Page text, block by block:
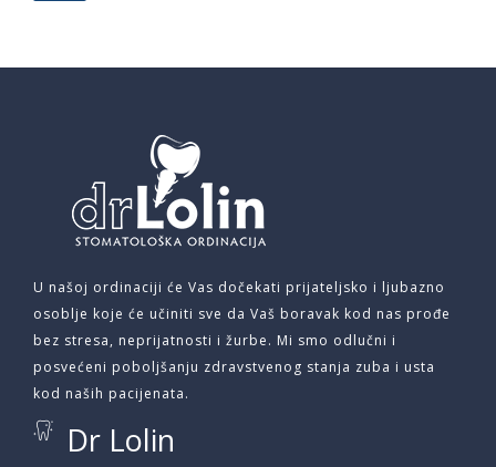
U našoj ordinaciji će Vas dočekati prijateljsko i ljubazno
osoblje koje će učiniti sve da Vaš boravak kod nas prođe
bez stresa, neprijatnosti i žurbe. Mi smo odlučni i
posvećeni poboljšanju zdravstvenog stanja zuba i usta
kod naših pacijenata.
Dr Lolin